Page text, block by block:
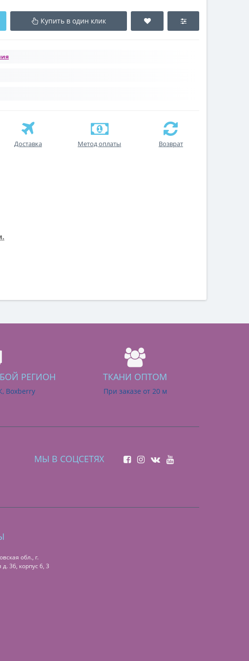
Купить в один клик
Доставка Метод оплаты Возврат
РЕГИОН
Boxberry
ТКАНИ ОПТОМ
При заказе от 20 м
МЫ В СОЦСЕТЯХ
обл., г.
36, корпус 6, 3